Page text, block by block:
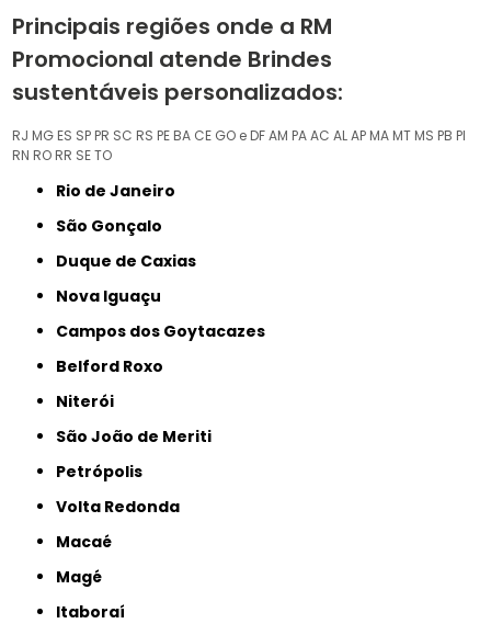
Principais regiões onde a RM
Promocional atende Brindes
sustentáveis personalizados:
RJ MG ES SP PR SC RS PE BA CE GO e DFAM PAAC ALAP MA MT MS PB PI
RN RO RR SETO
Rio de Janeiro
São Gonçalo
Duque de Caxias
Nova Iguaçu
Campos dos Goytacazes
Belford Roxo
Niterói
São João de Meriti
Petrópolis
Volta Redonda
Macaé
Magé
Itaboraí